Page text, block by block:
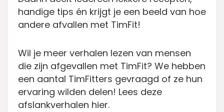
handige tips én krijgt je een beeld van hoe
andere afvallen met TimFit!
Wil je meer verhalen lezen van mensen
die zijn afgevallen met TimFit? We hebben
een aantal TimFitters gevraagd of ze hun
ervaring wilden delen! Lees deze
afslankverhalen hier.